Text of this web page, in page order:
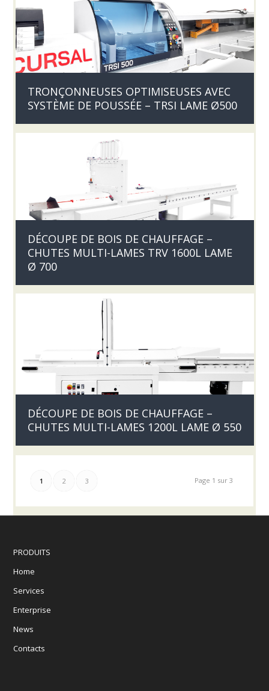
TRONÇONNEUSES OPTIMISEUSES AVEC
SYSTÈME DE POUSSÉE – TRSI LAME Ø500
DÉCOUPE DE BOIS DE CHAUFFAGE –
CHUTES MULTI-LAMES TRV 1600L LAME
Ø 700
DÉCOUPE DE BOIS DE CHAUFFAGE –
CHUTES MULTI-LAMES 1200L LAME Ø 550
Page 1 sur 3
1 2 3
PRODUITS
Home
Services
Enterprise
News
Contacts